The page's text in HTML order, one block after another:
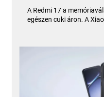
A Redmi 17 a
egészen cuki áron. A